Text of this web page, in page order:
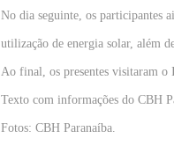
No dia seguinte, os participantes
utilização de energia solar, além
Ao final, os presentes visitaram
Texto com informações do CBH
Fotos: CBH Paranaíba.